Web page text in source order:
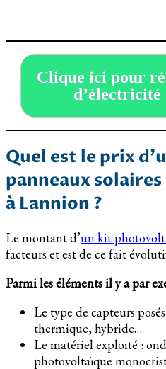
Clique ici pour
Quel est le prix
panneaux
à Lannion ?
Le montant d’un kit
facteurs et est de ce fait
Parmi les éléments il y a par
Le type de capteurs
thermique, hybride…
Le matériel exploité :
photovoltaïque